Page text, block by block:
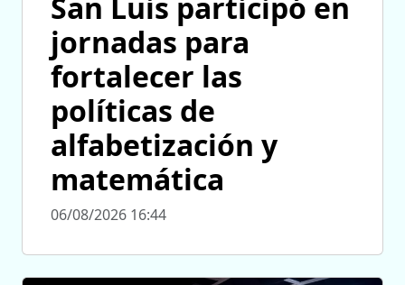
San Luis participó en
jornadas para
fortalecer las
políticas de
alfabetización y
matemática
06/08/2026 16:44